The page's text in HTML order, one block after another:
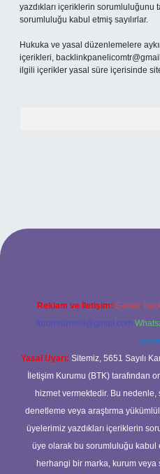
yazdıkları içeriklerin sorumluluğunu
sorumluluğu kabul etmiş sayılırlar.
Hukuka ve yasal düzenlemelere
içerikleri,
ilgili içerikler yasal süre içerisinde
giriş
Reklam ve İletişim: E-mail:
forumhizmeti@gmail.com
Yasal Uyarı: Sitemiz, 5651 Sayılı
İletişim Kurumu (BTK) tarafından
hizmet vermektedir. Bu
denetleme veya araştırma
üyelerimiz yazdıkları içeriklerin
üye olarak bu sorumluluğu kabul
herhangi bir marka, kurum veya